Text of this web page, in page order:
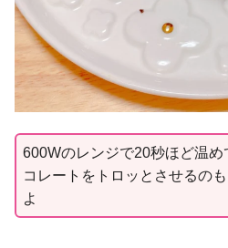
600Wのレンジで20秒ほど温め
コレートをトロッとさせるの
よ